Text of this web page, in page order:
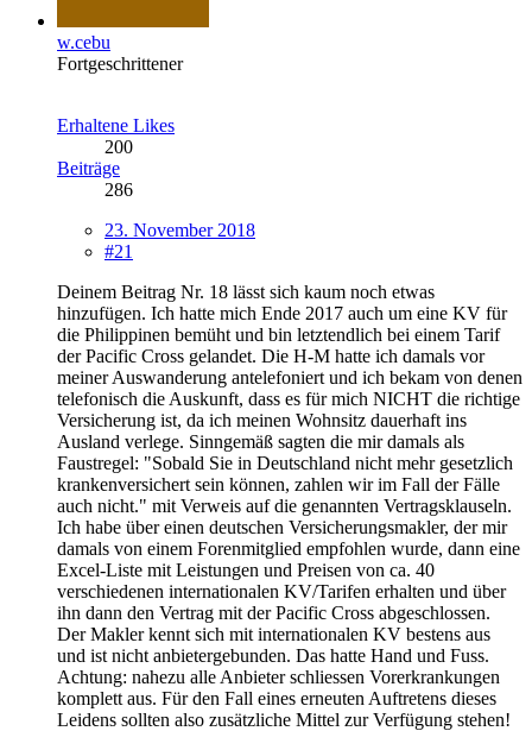
w.cebu
Fortgeschrittener
Erhaltene Likes
200
Beiträge
286
23. November 2018
#21
Deinem Beitrag Nr. 18 lässt sich kaum noch etwas
hinzufügen. Ich hatte mich Ende 2017 auch um eine KV für
die Philippinen bemüht und bin letztendlich bei einem Tarif
der Pacific Cross gelandet. Die H-M hatte ich damals vor
meiner Auswanderung antelefoniert und ich bekam von denen
telefonisch die Auskunft, dass es für mich NICHT die richtige
Versicherung ist, da ich meinen Wohnsitz dauerhaft ins
Ausland verlege. Sinngemäß sagten die mir damals als
Faustregel: "Sobald Sie in Deutschland nicht mehr gesetzlich
krankenversichert sein können, zahlen wir im Fall der Fälle
auch nicht." mit Verweis auf die genannten Vertragsklauseln.
Ich habe über einen deutschen Versicherungsmakler, der mir
damals von einem Forenmitglied empfohlen wurde, dann eine
Excel-Liste mit Leistungen und Preisen von ca. 40
verschiedenen internationalen KV/Tarifen erhalten und über
ihn dann den Vertrag mit der Pacific Cross abgeschlossen.
Der Makler kennt sich mit internationalen KV bestens aus
und ist nicht anbietergebunden. Das hatte Hand und Fuss.
Achtung: nahezu alle Anbieter schliessen Vorerkrankungen
komplett aus. Für den Fall eines erneuten Auftretens dieses
Leidens sollten also zusätzliche Mittel zur Verfügung stehen!